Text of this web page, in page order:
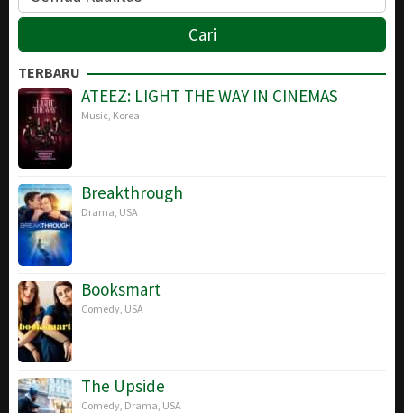
TERBARU
ATEEZ: LIGHT THE WAY IN CINEMAS
Music Korea
Breakthrough
Drama USA
Booksmart
Comedy USA
The Upside
Comedy Drama USA